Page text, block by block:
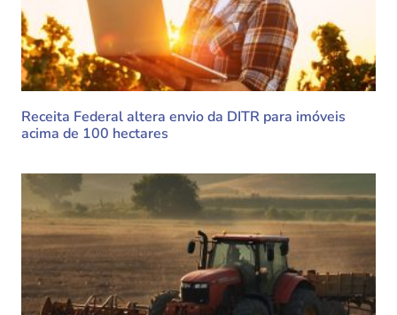
Receita Federal altera envio da DITR para imóveis
acima de 100 hectares